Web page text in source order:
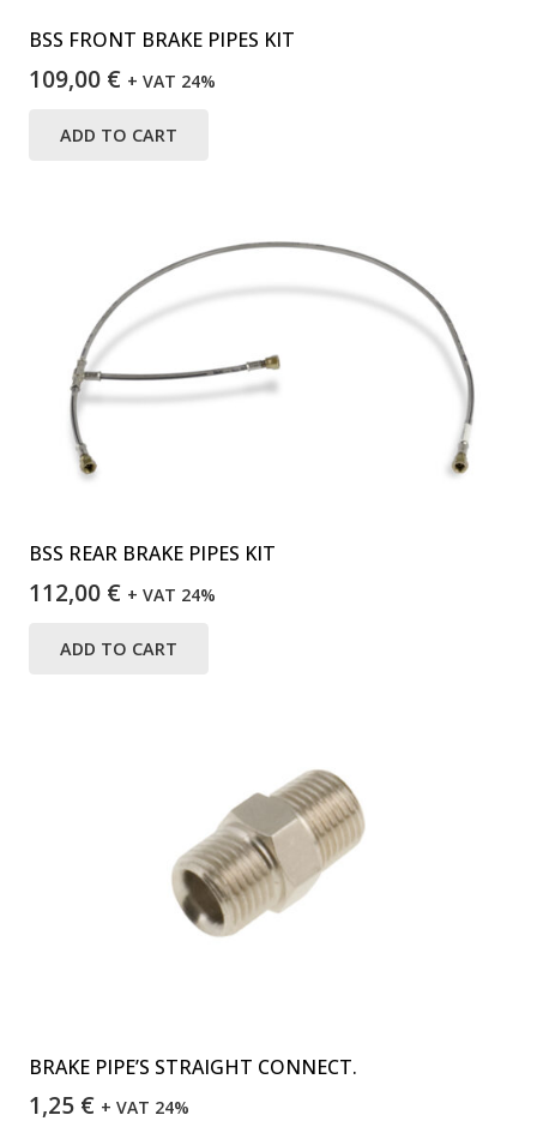
BSS FRONT BRAKE PIPES KIT
109,00 € + VAT 24%
ADD TO CART
BSS REAR BRAKE PIPES KIT
112,00 € + VAT 24%
ADD TO CART
BRAKE PIPE’S STRAIGHT CONNECT.
1,25 € + VAT 24%